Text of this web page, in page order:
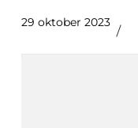
29 oktober 2023